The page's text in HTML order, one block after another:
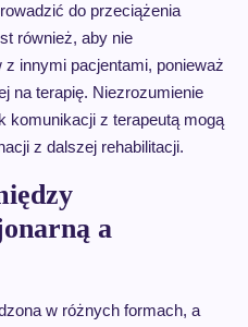
do przeciążenia
również, aby nie
innymi pacjentami, ponieważ
na terapię. Niezrozumienie
komunikacji z terapeutą mogą
z dalszej rehabilitacji.
a
w różnych formach, a